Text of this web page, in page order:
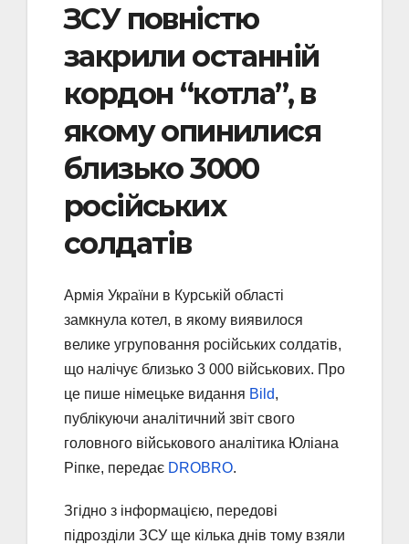
ЗСУ повністю
закрили останній
кордон “котла”, в
якому опинилися
близько 3000
російських
солдатів
Армія України в Курській області
замкнула котел, в якому виявилося
велике угруповання російських солдатів,
що налічує близько 3 000 військових. Про
це пише німецьке видання Bild,
публікуючи аналітичний звіт свого
головного військового аналітика Юліана
Ріпке, передає DROBRO.
Згідно з інформацією, передові
підрозділи ЗСУ ще кілька днів тому взяли